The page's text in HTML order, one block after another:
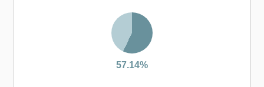
Capacità di gestire il proprio apprendimento e la propria
57.14%